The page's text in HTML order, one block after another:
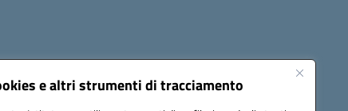
e altri strumenti di tracciamento